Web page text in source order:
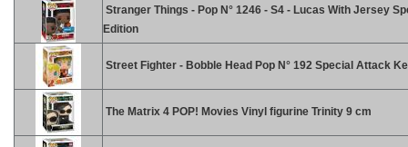
Stranger Things - Pop N° 1246 - S4 - Lucas With Jersey
Edition
Street Fighter - Bobble Head Pop N° 192 Special Attack
The Matrix 4 POP! Movies Vinyl figurine Trinity 9 cm